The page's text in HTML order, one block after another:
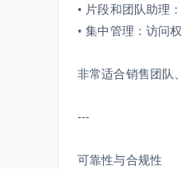
• 片段和团队助理
• 集中管理：访问
非常适合销售团队
---
可靠性与合规性